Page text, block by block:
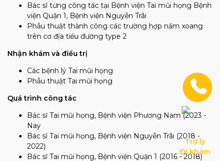
Bác sĩ từng công tác tại Bệnh viện Tai mũi họng Bệnh
viện Quận 1, Bệnh viện Nguyễn Trãi
Phẫu thuật thành công các trường hợp nấm xoang
trên cơ địa tiểu đường type 2
Nhận khám và điều trị
Các bệnh lý Tai mũi họng
Phẫu thuật Tai mũi họng
Quá trình công tác
Bác sĩ Tai mũi họng, Bệnh viện Phương Nam (2023 -
Nay
Bác sĩ Tai mũi họng, Bệnh viện Nguyễn Trãi (2018 -
2022)
Bác sĩ Tai mũi họng, Bệnh viện Quận 1 (2016 - 2018)
Trợ lý
Đi khám